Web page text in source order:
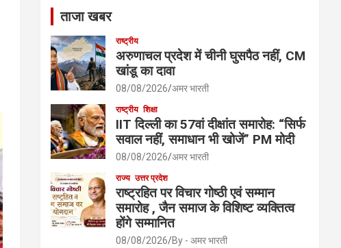
ताजा खबर
राष्ट्रीय
अरुणाचल प्रदेश में चीनी घुसपैठ नहीं, CM
खांडू का दावा
08/08/2026 अमर भारती
राष्ट्रीय शिक्षा
IIT दिल्ली का 57वां दीक्षांत समारोह: “सिर्फ
सवाल नहीं, समाधान भी खोजें” PM मोदी
08/08/2026 अमर भारती
राज्य उत्तर प्रदेश
राष्ट्रहित पर विचार गोष्ठी एवं सम्मान
समारोह , जैन समाज के विशिष्ट व्यक्तित्व
होंगे सम्मानित
08/08/2026 By - अमर भारती